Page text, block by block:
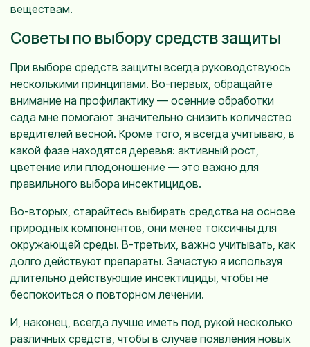
веществам.
Советы по выбору средств защиты
При выборе средств защиты всегда руководствуюсь
несколькими принципами. Во-первых, обращайте
внимание на профилактику — осенние обработки
сада мне помогают значительно снизить количество
вредителей весной. Кроме того, я всегда учитываю, в
какой фазе находятся деревья: активный рост,
цветение или плодоношение — это важно для
правильного выбора инсектицидов.
Во-вторых, старайтесь выбирать средства на основе
природных компонентов, они менее токсичны для
окружающей среды. В-третьих, важно учитывать, как
долго действуют препараты. Зачастую я используя
длительно действующие инсектициды, чтобы не
беспокоиться о повторном лечении.
И, наконец, всегда лучше иметь под рукой несколько
различных средств, чтобы в случае появления новых